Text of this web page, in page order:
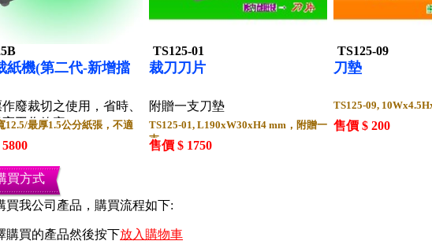
紙機(第二代-新增擋
廢裁切之使用，省時、
工作效率
12.5/最厚1.5公分紙張，不適
TS125-01
裁刀刀片
附贈一支刀墊
TS125-01, L190xW30xH4 mm，附贈一
支
售價 $ 1750
TS125-09
刀墊
TS125-09,
售價 $ 200
買方式
買我公司產品，購買流程如下:
購買的產品然後按下放入購物車